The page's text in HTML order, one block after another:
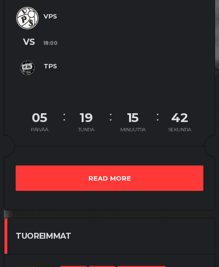
VPS
TPS
VS 18:00
05
PÄIVÄÄ
19
TUNTIA
15
MINUUTTIA
42
SEKUNTIA
READ MORE
TUOREIMMAT